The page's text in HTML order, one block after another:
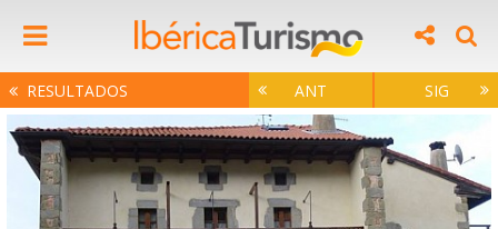
RESULTADOS ANT SIG